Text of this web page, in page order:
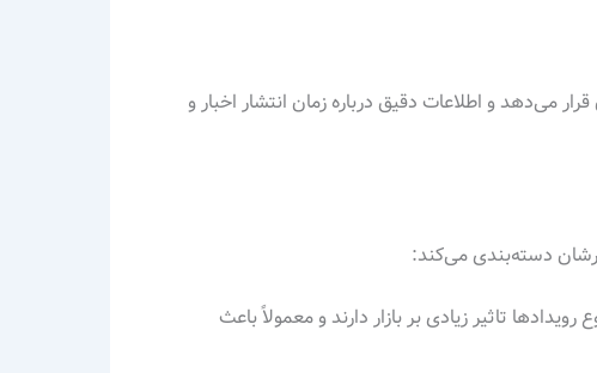
می‌دهد و اطلاعات دقیق درباره زمان انتشار اخبار و
دسته‌بندی می‌کند:
رویدادها تاثیر زیادی بر بازار دارند و معمولاً باعث